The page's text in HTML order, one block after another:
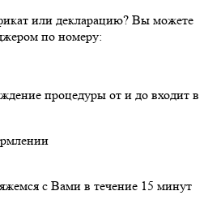
или декларацию? Вы можете
по номеру:
процедуры от и до входит в
с Вами в течение 15 минут